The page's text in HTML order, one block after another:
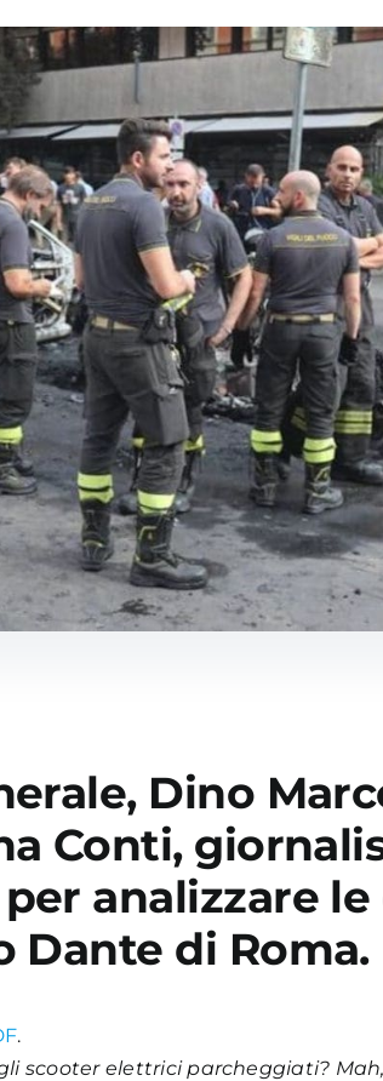
Dino
Conti,
analizzare
Dante di Roma.
.
scooter elettrici parcheggiati?